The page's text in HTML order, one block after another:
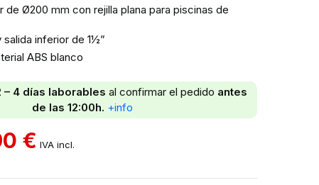
de Ø200 mm con rejilla plana para piscinas de
salida inferior de 1½”
ABS blanco
– 4 días laborables al confirmar el pedido antes
de las 12:00h. +info
€ IVA incl.